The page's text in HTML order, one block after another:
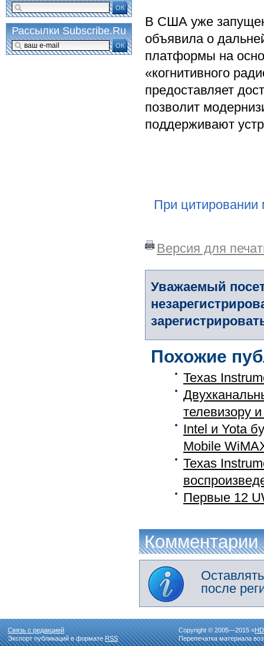
В США уже
объявила о
платформы на
«когнитивного
предоставляет
позволит
поддерживают
При цитировании
Версия для
Уважаемый
Похожие
Texas
телевизору
Intel и Yota
Mobile
Texas
Первые 12
Комментарии
после
ОК
Рассылки Subscribe.Ru
ОК
Связь с редакцией
Экспорт публикаций в форматеRSS
Copyright © 2005—2015 «
Перепечатка материала